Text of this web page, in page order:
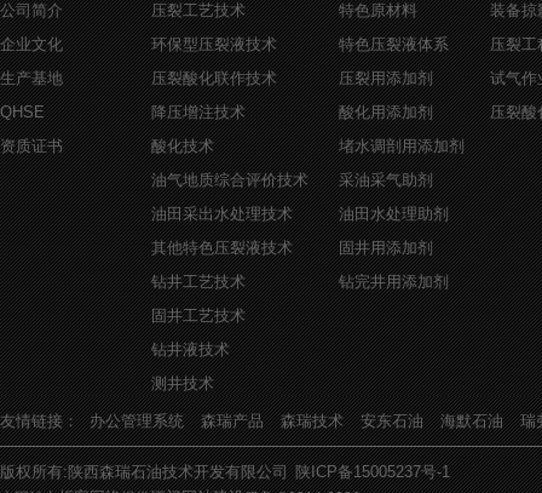
钻井液用多功能降滤失剂
钻井液用多功能增粘抑制剂
公司简介
企业文化
生产基地
QHSE
资质证书
压裂工艺技术
环保型压裂液技术
压裂酸化联作技术
降压增注技术
酸化技术
油气地质综合评价技术
油田采出水处理技术
其他特色压裂液技术
钻井工艺技术
固井工艺技术
钻井液技术
测井技术
特色原材料
特色压裂液体系
压裂用添加剂
酸化用添加剂
堵水调剖用添加剂
采油采气助剂
油田水处理助剂
固井用添加剂
钻完井用添加剂
装备掠
压裂工
试气作
压裂酸
友情链接： 办公管理系统 森瑞产品 森瑞技术 安东石油 海默石油 瑞
版权所有:陕西森瑞石油技术开发有限公司 陕ICP备15005237号-1